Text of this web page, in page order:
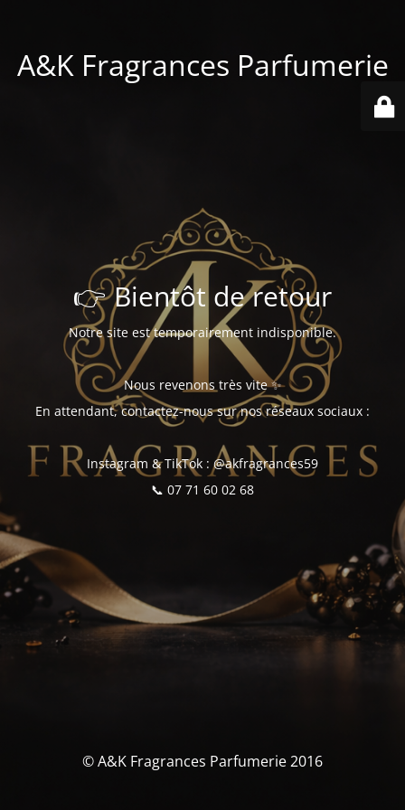
A&K Fragrances Parfumerie
👉 Bientôt de retour
Notre site est temporairement indisponible.
Nous revenons très vite ✨
En attendant, contactez-nous sur nos réseaux sociaux :
Instagram & TikTok : @akfragrances59
📞 07 71 60 02 68
© A&K Fragrances Parfumerie 2016